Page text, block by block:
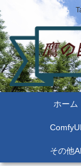
ホーム
ComfyUI
その他AI